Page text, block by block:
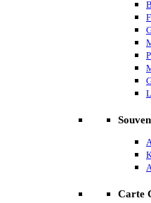
Carte